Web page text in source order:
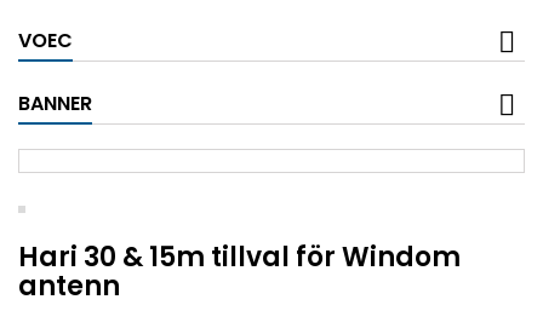
VOEC
BANNER
Hari 30 & 15m tillval för Windom
antenn